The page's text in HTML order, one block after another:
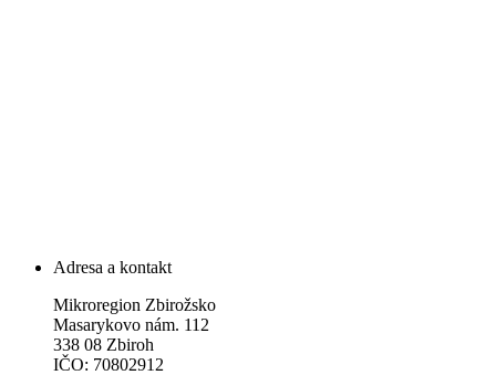
Adresa a kontakt
Mikroregion Zbirožsko
Masarykovo nám. 112
338 08 Zbiroh
IČO: 70802912